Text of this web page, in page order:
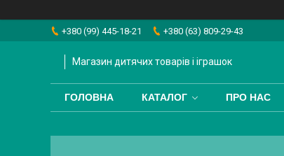
+380 (99) 445-18-21 +380 (63) 809-29-43
Магазин дитячих товарів і іграшок
ГОЛОВНА КАТАЛОГ ПРО НАС